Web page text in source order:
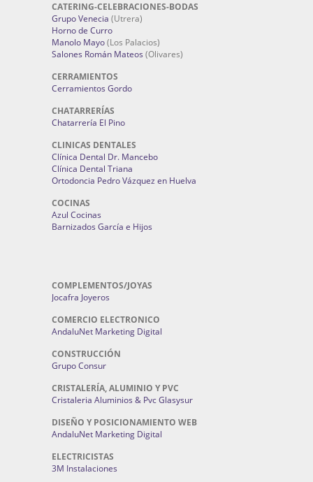
CATERING-CELEBRACIONES-BODAS
Grupo Venecia (Utrera)
Horno de Curro
Manolo Mayo(Los Palacios)
Salones Román Mateos (Olivares)
CERRAMIENTOS
Cerramientos Gordo
CHATARRERÍAS
Chatarrería El Pino
CLINICAS DENTALES
Clínica Dental Dr. Mancebo
Clínica Dental Triana
Ortodoncia Pedro Vázquez en Huelva
COCINAS
Azul Cocinas
Barnizados García e Hijos
COMPLEMENTOS/JOYAS
Jocafra Joyeros
COMERCIO ELECTRONICO
AndaluNet Marketing Digital
CONSTRUCCIÓN
Grupo Consur
CRISTALERÍA, ALUMINIO Y PVC
Cristaleria Aluminios & Pvc Glasysur
DISEÑO Y POSICIONAMIENTO WEB
AndaluNet Marketing Digital
ELECTRICISTAS
3M Instalaciones